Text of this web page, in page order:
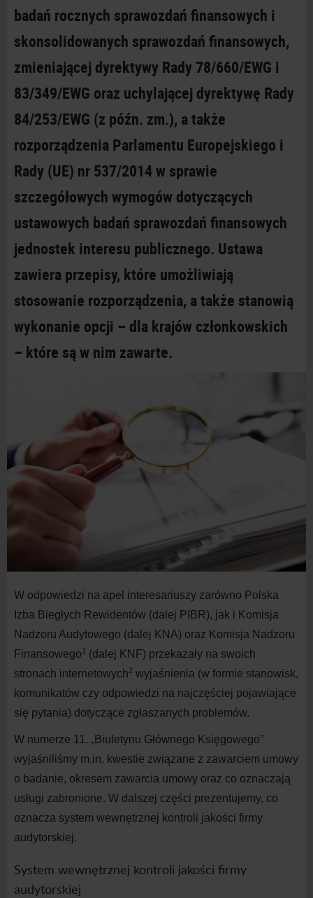
badań rocznych sprawozdań finansowych i
skonsolidowanych sprawozdań finansowych,
zmieniającej dyrektywy Rady 78/660/EWG i
83/349/EWG oraz uchylającej dyrektywę Rady
84/253/EWG (z późn. zm.), a także
rozporządzenia Parlamentu Europejskiego i
Rady (UE) nr 537/2014 w sprawie
szczegółowych wymogów dotyczących
ustawowych badań sprawozdań finansowych
jednostek interesu publicznego. Ustawa
zawiera przepisy, które umożliwiają
stosowanie rozporządzenia, a także stanowią
wykonanie opcji – dla krajów członkowskich
– które są w nim zawarte.
W odpowiedzi na apel interesariuszy zarówno Polska
Izba Biegłych Rewidentów (dalej PIBR), jak i Komisja
Nadzoru Audytowego (dalej KNA) oraz Komisja Nadzoru
Finansowego1 (dalej KNF) przekazały na swoich
stronach internetowych2 wyjaśnienia (w formie stanowisk,
komunikatów czy odpowiedzi na najczęściej pojawiające
się pytania) dotyczące zgłaszanych problemów.
W numerze 11. „Biuletynu Głównego Księgowego”
wyjaśniliśmy m.in. kwestie związane z zawarciem umowy
o badanie, okresem zawarcia umowy oraz co oznaczają
usługi zabronione. W dalszej części prezentujemy, co
oznacza system wewnętrznej kontroli jakości firmy
audytorskiej.
System wewnętrznej kontroli jakości firmy
audytorskiej